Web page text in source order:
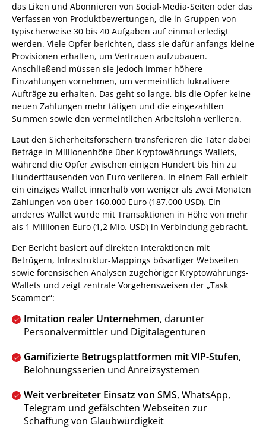
das Liken und Abonnieren von Social-Media-Seiten oder das
Verfassen von Produktbewertungen, die in Gruppen von
typischerweise 30 bis 40 Aufgaben auf einmal erledigt
werden. Viele Opfer berichten, dass sie dafür anfangs kleine
Provisionen erhalten, um Vertrauen aufzubauen.
Anschließend müssen sie jedoch immer höhere
Einzahlungen vornehmen, um vermeintlich lukrativere
Aufträge zu erhalten. Das geht so lange, bis die Opfer keine
neuen Zahlungen mehr tätigen und die eingezahlten
Summen sowie den vermeintlichen Arbeitslohn verlieren.
Laut den Sicherheitsforschern transferieren die Täter dabei
Beträge in Millionenhöhe über Kryptowährungs-Wallets,
während die Opfer zwischen einigen Hundert bis hin zu
Hunderttausenden von Euro verlieren. In einem Fall erhielt
ein einziges Wallet innerhalb von weniger als zwei Monaten
Zahlungen von über 160.000 Euro (187.000 USD). Ein
anderes Wallet wurde mit Transaktionen in Höhe von mehr
als 1 Millionen Euro (1,2 Mio. USD) in Verbindung gebracht.
Der Bericht basiert auf direkten Interaktionen mit
Betrügern, Infrastruktur-Mappings bösartiger Webseiten
sowie forensischen Analysen zugehöriger Kryptowährungs-
Wallets und zeigt zentrale Vorgehensweisen der „Task
Scammer“:
Imitation realer Unternehmen, darunter
Personalvermittler und Digitalagenturen
Gamifizierte Betrugsplattformen mit VIP-Stufen,
Belohnungsserien und Anreizsystemen
Weit verbreiteter Einsatz von SMS, WhatsApp,
Telegram und gefälschten Webseiten zur
Schaffung von Glaubwürdigkeit